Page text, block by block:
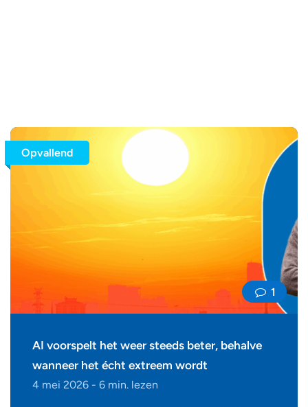
Opvallend
1
AI voorspelt het weer steeds beter, behalve
wanneer het écht extreem wordt
4 mei 2026 - 6 min. lezen